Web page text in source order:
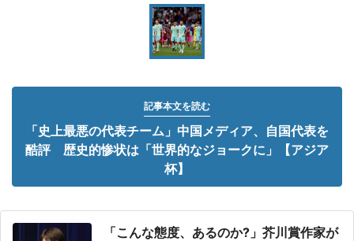
記事本文を読む
「史上最悪の代表チーム」中国メディア、自国代表を
酷評 歴史的惨状は「世界的なジョークに」【アジア
杯】
「こんな態度、あるのか?」芥川賞作家が